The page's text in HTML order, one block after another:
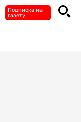
Подписка на
газету